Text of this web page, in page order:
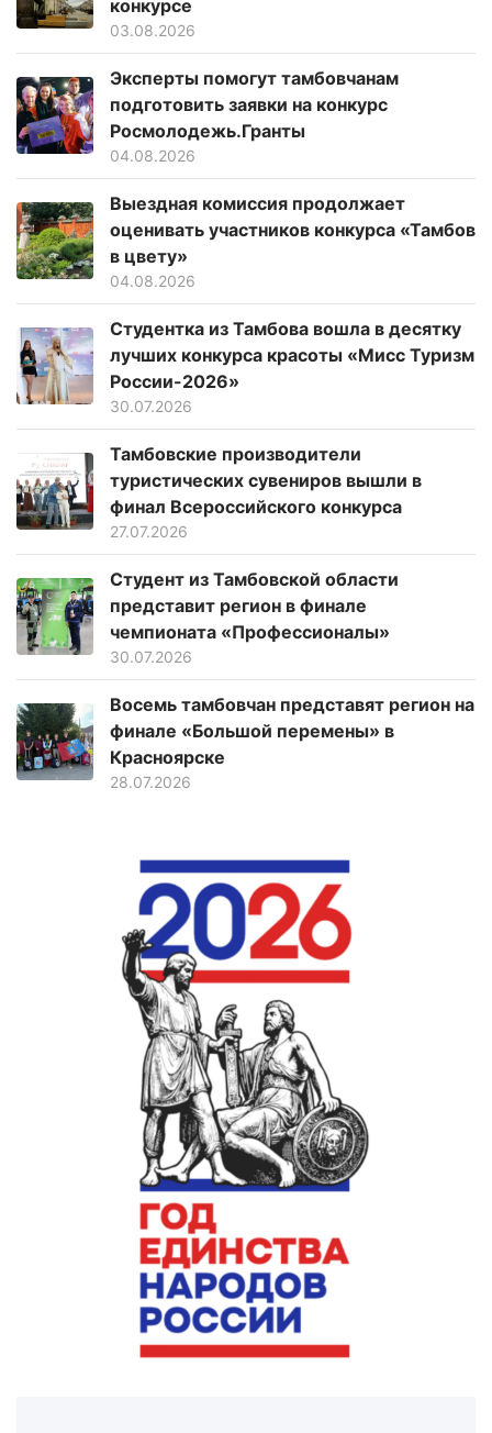
конкурсе
03.08.2026
Эксперты помогут тамбовчанам
подготовить заявки на конкурс
Росмолодежь.Гранты
04.08.2026
Выездная комиссия продолжает
оценивать участников конкурса «Тамбов
в цвету»
04.08.2026
Студентка из Тамбова вошла в десятку
лучших конкурса красоты «Мисс Туризм
России-2026»
30.07.2026
Тамбовские производители
туристических сувениров вышли в
финал Всероссийского конкурса
27.07.2026
Студент из Тамбовской области
представит регион в финале
чемпионата «Профессионалы»
30.07.2026
Восемь тамбовчан представят регион на
финале «Большой перемены» в
Красноярске
28.07.2026